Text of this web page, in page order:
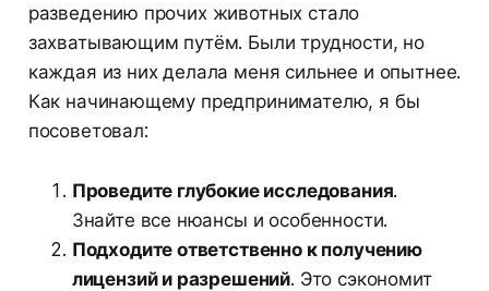
разведению прочих животных стало
захватывающим путём. Были трудности, но
каждая из них делала меня сильнее и опытнее.
Как начинающему предпринимателю, я бы
посоветовал:
Проведите глубокие исследования.
Знайте все нюансы и особенности.
Подходите ответственно к получению
лицензий и разрешений. Это сэкономит